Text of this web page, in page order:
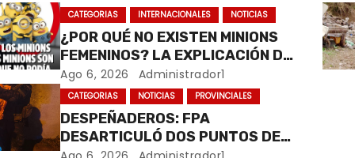
CATEGORIAS INTERNACIONALES NOTICIAS
¿POR QUÉ NO EXISTEN MINIONS
FEMENINOS? LA EXPLICACIÓN DE
SU CREADOR QUE VOLVIÓ A
VIRALIZARSE
Ago 6, 2026 Administrador1
CATEGORIAS NOTICIAS PROVINCIALES
DESPEÑADEROS: FPA
DESARTICULÓ DOS PUNTOS DE